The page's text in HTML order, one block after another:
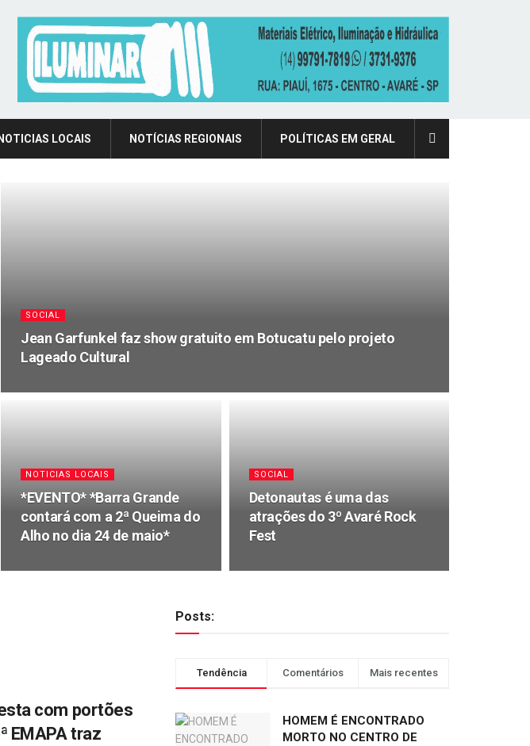
NOTICIAS LOCAIS NOTÍCIAS REGIONAIS POLÍTICAS EM GERAL
SOCIAL
Jean Garfunkel faz show gratuito em Botucatu pelo projeto
Lageado Cultural
NOTICIAS LOCAIS
*EVENTO* *Barra Grande
contará com a 2ª Queima do
Alho no dia 24 de maio*
SOCIAL
Detonautas é uma das
atrações do 3º Avaré Rock
Fest
com portões
EMAPA traz
Posts:
Tendência Comentários Mais recentes
HOMEM É ENCONTRADO
MORTO NO CENTRO DE